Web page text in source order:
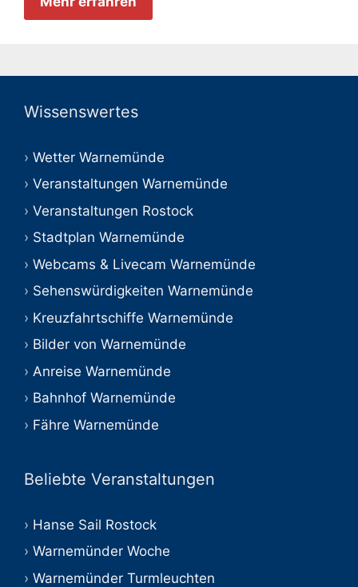
Wissenswertes
Wetter Warnemünde
Veranstaltungen Warnemünde
Veranstaltungen Rostock
Stadtplan Warnemünde
Webcams & Livecam Warnemünde
Sehenswürdigkeiten Warnemünde
Kreuzfahrtschiffe Warnemünde
Bilder von Warnemünde
Anreise Warnemünde
Bahnhof Warnemünde
Fähre Warnemünde
Beliebte Veranstaltungen
Hanse Sail Rostock
Warnemünder Woche
Warnemünder Turmleuchten